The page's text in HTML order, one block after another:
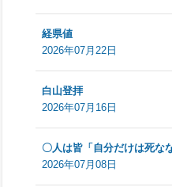
経県値
2026年07月22日
白山登拝
2026年07月16日
〇人は皆「自分だけは死な
2026年07月08日